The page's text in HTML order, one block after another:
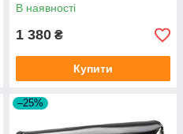
В наявності
1 380 ₴
Купити
–25%